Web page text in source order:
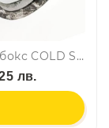
Сгъваем колекционерски нож тип бокс COLD STEEL 219 SKULS
лв.